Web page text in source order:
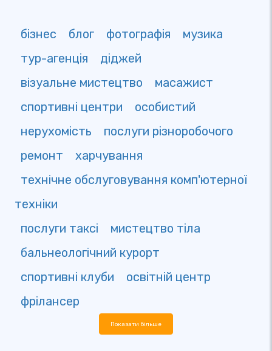
бізнес блог фотографія
музика
тур-агенція
діджей
візуальне мистецтво
масажист
спортивні центри
особистий
нерухомість
послуги різноробочого
ремонт
харчування
технічне обслуговування комп'ютерної
техніки
послуги таксі
мистецтво тіла
бальнеологічний курорт
спортивні клуби
освітній центр
фрілансер
Показати більше